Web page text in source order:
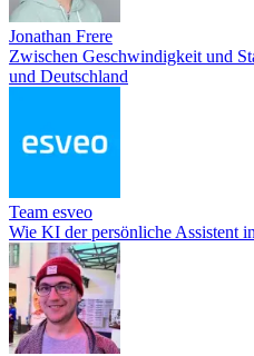
Jonathan Frere
Zwischen Geschwindigkeit und
und Deutschland
Team esveo
Wie KI der persönliche Assistent